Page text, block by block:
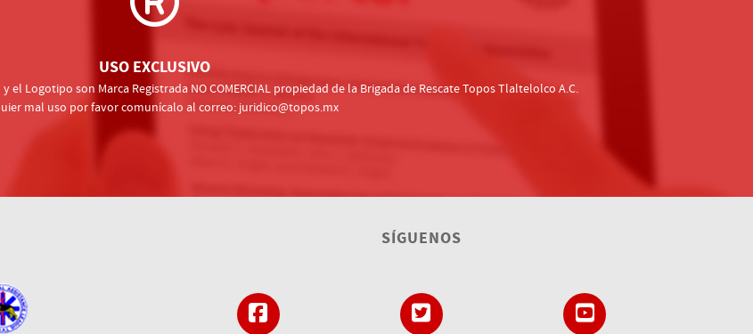
USO EXCLUSIVO
el Logotipo son Marca Registrada NO COMERCIAL propiedad de la Brigada de Rescate Topos Tlaltelolco A.C.
mal uso por favor comunícalo al correo: juridico@topos.mx
SÍGUENOS